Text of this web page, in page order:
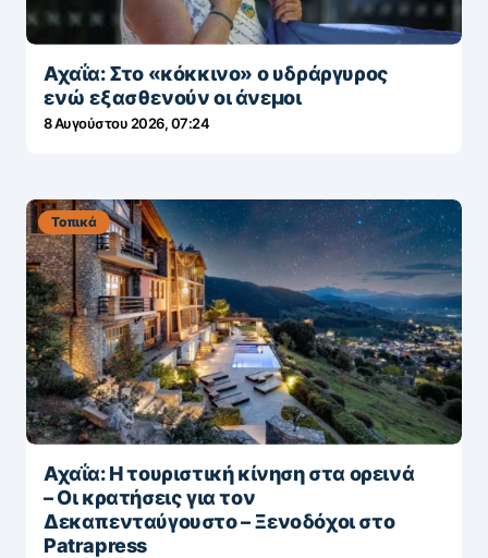
Αχαΐα: Στο «κόκκινο» ο υδράργυρος
ενώ εξασθενούν οι άνεμοι
8 Αυγούστου 2026, 07:24
Τοπικά
Αχαΐα: Η τουριστική κίνηση στα ορεινά
– Οι κρατήσεις για τον
Δεκαπενταύγουστο – Ξενοδόχοι στο
Patrapress